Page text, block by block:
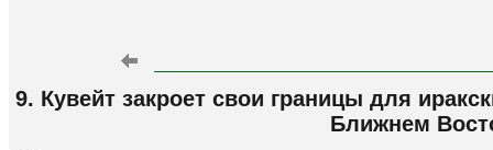
9. Кувейт закроет свои границы для
Ближнем